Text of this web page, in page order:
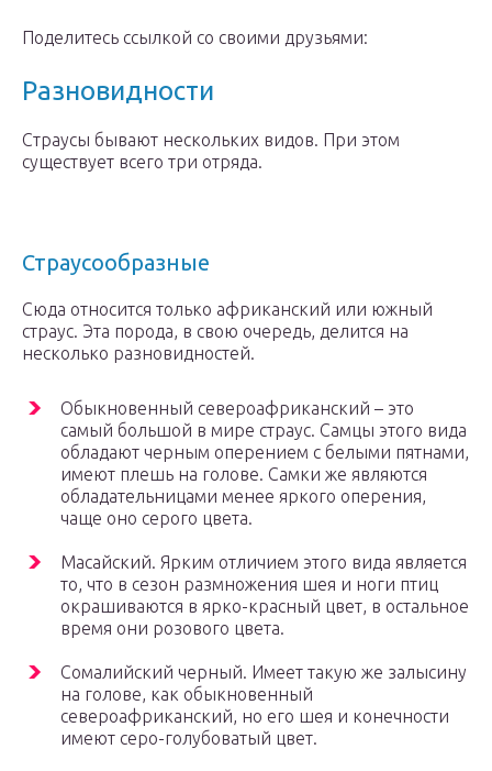
Поделитесь ссылкой со своими друзьями:
Разновидности
Страусы бывают нескольких видов. При этом
существует всего три отряда.
Страусообразные
Сюда относится только африканский или южный
страус. Эта порода, в свою очередь, делится на
несколько разновидностей.
Обыкновенный североафриканский – это
самый большой в мире страус. Самцы этого вида
обладают черным оперением с белыми пятнами,
имеют плешь на голове. Самки же являются
обладательницами менее яркого оперения,
чаще оно серого цвета.
Масайский. Ярким отличием этого вида является
то, что в сезон размножения шея и ноги птиц
окрашиваются в ярко-красный цвет, в остальное
время они розового цвета.
Сомалийский черный. Имеет такую же залысину
на голове, как обыкновенный
североафриканский, но его шея и конечности
имеют серо-голубоватый цвет.